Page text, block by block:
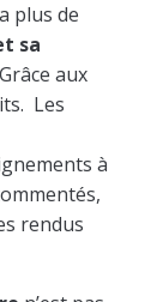
plus de
sa
aux
Les
à
rendus